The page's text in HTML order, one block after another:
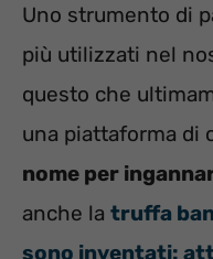
Uno strumento di
più utilizzati nel
questo che
una piattaforma di
nome per
anche la truffa
sono inventati: